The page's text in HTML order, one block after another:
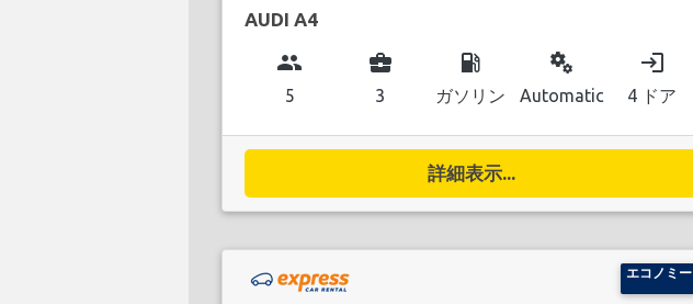
AUDI A4
group
5
business_center
3
local_gas_station
ガソリン
miscellaneous_services
Automatic
login
4 ドア
詳細表示...
エコノミー